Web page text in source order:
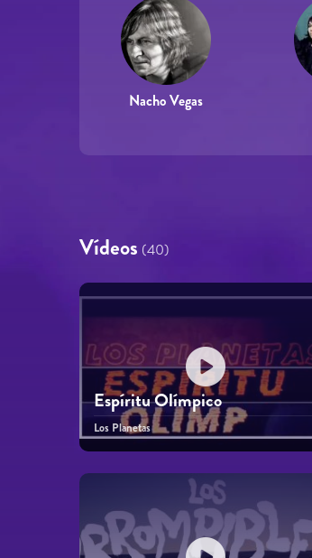
Nacho Vegas
Vídeos (40)
Espíritu Olímpico
Los Planetas